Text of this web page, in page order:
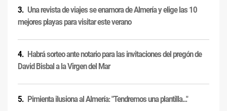
Una revista de viajes se enamora de Almería y elige las 10
mejores playas para visitar este verano
Habrá sorteo ante notario para las invitaciones del pregón de
David Bisbal a la Virgen del Mar
Pimienta ilusiona al Almería: "Tendremos una plantilla..."